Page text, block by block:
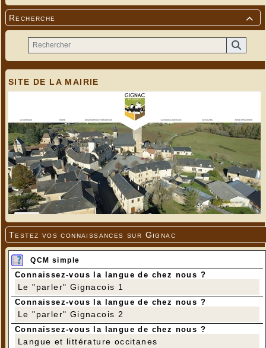

Recherche
SITE DE LA MAIRIE
Testez vos connaissances sur Gignac
QCM simple
Connaissez-vous la langue de chez nous ?
Le "parler" Gignacois 1
Connaissez-vous la langue de chez nous ?
Le "parler" Gignacois 2
Connaissez-vous la langue de chez nous ?
Langue et littérature occitanes